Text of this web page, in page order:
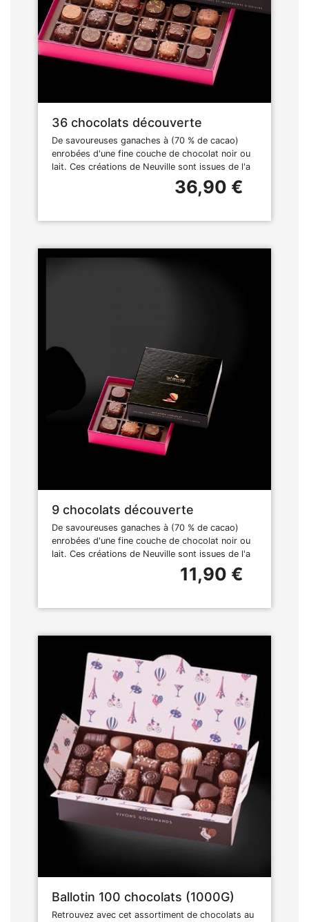
36 chocolats découverte
De savoureuses ganaches à (70 % de cacao)
enrobées d'une fine couche de chocolat noir ou
lait. Ces créations de Neuville sont issues de l'a
36,90 €
9 chocolats découverte
De savoureuses ganaches à (70 % de cacao)
enrobées d'une fine couche de chocolat noir ou
lait. Ces créations de Neuville sont issues de l'a
11,90 €
Ballotin 100 chocolats (1000G)
Retrouvez avec cet assortiment de chocolats au